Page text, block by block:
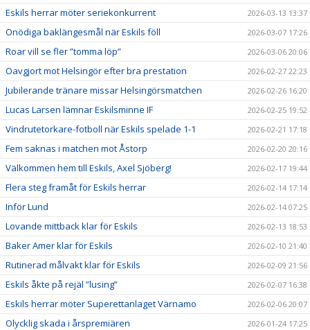
Eskils herrar möter seriekonkurrent 2026-03-13 13:37
Onödiga baklängesmål när Eskils föll 2026-03-07 17:26
Roar vill se fler ”tomma löp” 2026-03-06 20:06
Oavgjort mot Helsingör efter bra prestation 2026-02-27 22:23
Jubilerande tränare missar Helsingörsmatchen 2026-02-26 16:20
Lucas Larsen lämnar Eskilsminne IF 2026-02-25 19:52
Vindrutetorkare-fotboll när Eskils spelade 1-1 2026-02-21 17:18
Fem saknas i matchen mot Åstorp 2026-02-20 20:16
Välkommen hem till Eskils, Axel Sjöberg! 2026-02-17 19:44
Flera steg framåt för Eskils herrar 2026-02-14 17:14
Inför Lund 2026-02-14 07:25
Lovande mittback klar för Eskils 2026-02-13 18:53
Baker Amer klar för Eskils 2026-02-10 21:40
Rutinerad målvakt klar för Eskils 2026-02-09 21:56
Eskils åkte på rejäl ”lusing” 2026-02-07 16:38
Eskils herrar möter Superettanlaget Värnamo 2026-02-06 20:07
Olycklig skada i årspremiären 2026-01-24 17:25